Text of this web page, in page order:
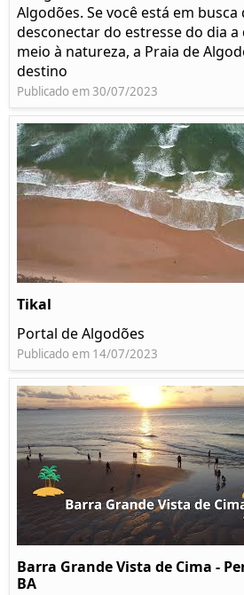
Algodões. Se você está em
desconectar do estresse do dia a
meio à natureza, a Praia de
destino
Publicado em 30/07/2023
Tikal
Portal de Algodões
Publicado em 14/07/2023
Barra Grande Vista de Cima -
BA